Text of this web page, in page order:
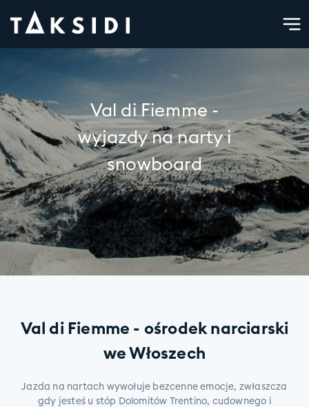
Val di Fiemme -
wyjazdy na narty i
snowboard
Val di Fiemme - ośrodek narciarski
we Włoszech
Jazda na nartach wywołuje bezcenne emocje, zwłaszcza
gdy jesteś u stóp Dolomitów Trentino, cudownego i